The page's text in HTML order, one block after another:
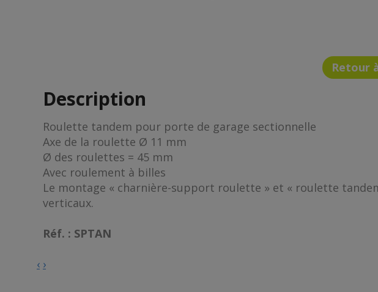
Retour
Description
Roulette tandem pour porte de garage sectionnelle
Axe de la roulette Ø 11 mm
Ø des roulettes = 45 mm
Avec roulement à billes
Le montage « charnière-support roulette » et « roulette
verticaux.
Réf. : SPTAN
‹ ›